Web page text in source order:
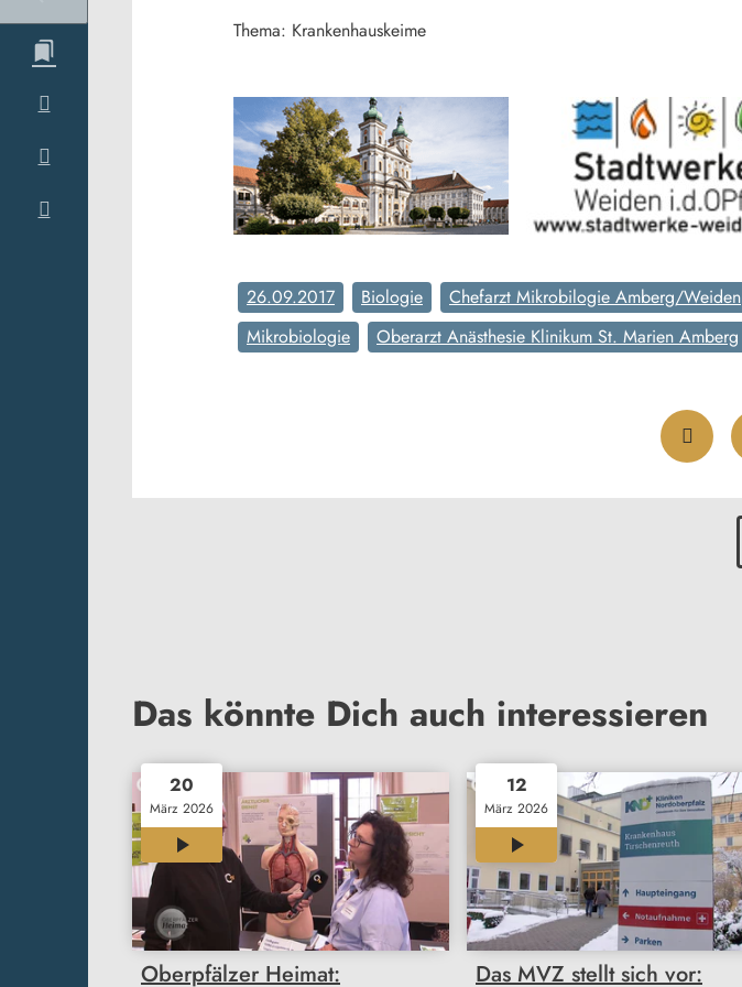
Thema: Krankenhauskeime
26.09.2017 Biologie Chefarzt Mikrobilogie Amberg/Weiden
Mikrobiologie
Oberarzt Anästhesie Klinikum St. Marien Amberg
Das könnte Dich auch interessieren
20
März 2026
Oberpfälzer Heimat:
12
März 2026
03:08
Das MVZ stellt sich vor: